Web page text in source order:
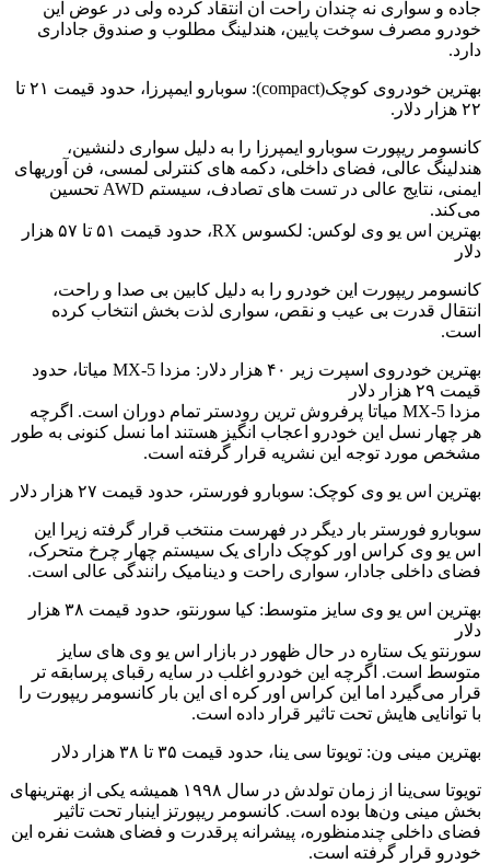
جاده و سواری نه چندان راحت آن انتقاد کرده ولی در عوض این
خودرو مصرف سوخت پایین، هندلینگ مطلوب و صندوق جاداری
دارد.
بهترین خودروی کوچک(compact): سوبارو ایمپرزا، حدود قیمت ۲۱ تا
۲۲ هزار دلار.
کانسومر ریپورت سوبارو ایمپرزا را به دلیل سواری دلنشین،
هندلینگ عالی، فضای داخلی، دکمه های کنترلی لمسی، فن آوریهای
ایمنی، نتایج عالی در تست های تصادف، سیستم AWD تحسین
می‌کند.
بهترین اس یو وی لوکس: لکسوس RX، حدود قیمت ۵۱ تا ۵۷ هزار
دلار
کانسومر ریپورت این خودرو را به دلیل کابین بی صدا و راحت،
انتقال قدرت بی عیب و نقص، سواری لذت بخش انتخاب کرده
است.
بهترین خودروی اسپرت زیر ۴۰ هزار دلار: مزدا MX-5 میاتا، حدود
قیمت ۲۹ هزار دلار
مزدا MX-5 میاتا پرفروش ترین رودستر تمام دوران است. اگرچه
هر چهار نسل این خودرو اعجاب انگیز هستند اما نسل کنونی به طور
مشخص مورد توجه این نشریه قرار گرفته است.
بهترین اس یو وی کوچک: سوبارو فورستر، حدود قیمت ۲۷ هزار دلار
سوبارو فورستر بار دیگر در فهرست منتخب قرار گرفته زیرا این
اس یو وی کراس اور کوچک دارای یک سیستم چهار چرخ متحرک،
فضای داخلی جادار، سواری راحت و دینامیک رانندگی عالی است.
بهترین اس یو وی سایز متوسط: کیا سورنتو، حدود قیمت ۳۸ هزار
دلار
سورنتو یک ستاره در حال ظهور در بازار اس یو وی های سایز
متوسط است. اگرچه این خودرو اغلب در سایه رقبای پرسابقه تر
قرار می‌گیرد اما این کراس اور کره ای این بار کانسومر ریپورت را
با توانایی هایش تحت تاثیر قرار داده است.
بهترین مینی ون: تویوتا سی ینا، حدود قیمت ۳۵ تا ۳۸ هزار دلار
تویوتا سی‌ینا از زمان تولدش در سال ۱۹۹۸ همیشه یکی از بهترینهای
بخش مینی ون‌ها بوده است. کانسومر ریپورتز اینبار تحت تاثیر
فضای داخلی چندمنظوره، پیشرانه پرقدرت و فضای هشت نفره این
خودرو قرار گرفته است.